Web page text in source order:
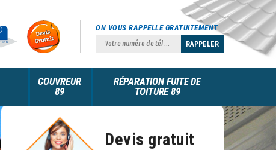
ON VOUS RAPPELLE GRATUITEMENT
COUVREUR
89
RÉPARATION FUITE DE
TOITURE 89
Devis gratuit